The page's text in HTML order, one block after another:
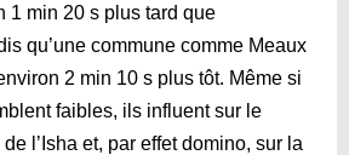
1 min 20 s plus tard que
qu’une commune comme Meaux
2 min 10 s plus tôt. Même si
faibles, ils influent sur le
l’Isha et, par effet domino, sur la